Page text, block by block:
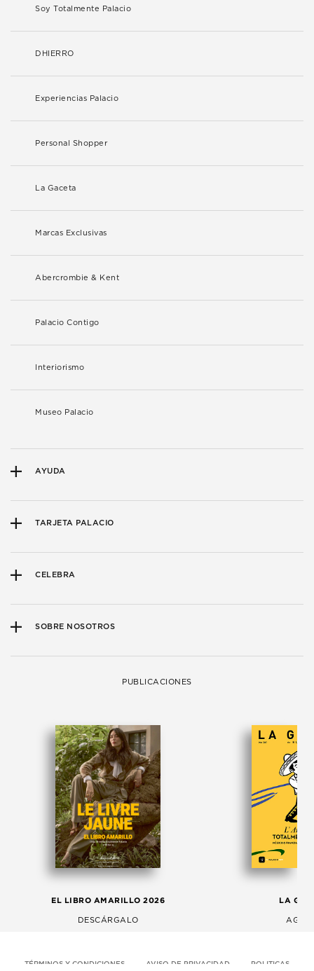
Soy Totalmente Palacio
DHIERRO
Experiencias Palacio
Personal Shopper
La Gaceta
Marcas Exclusivas
Abercrombie & Kent
Palacio Contigo
Interiorismo
Museo Palacio
AYUDA
TARJETA PALACIO
CELEBRA
SOBRE NOSOTROS
PUBLICACIONES
EL LIBRO AMARILLO 2026
DESCÁRGALO
LA
TÉRMINOS Y CONDICIONES AVISO DE PRIVACIDAD POLITICAS